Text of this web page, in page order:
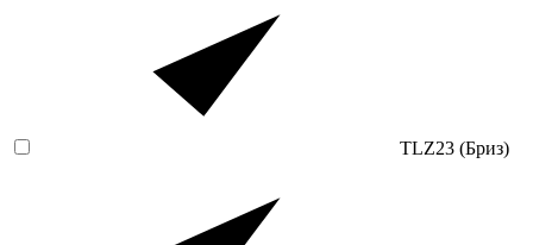
TLZ23 (Бриз)